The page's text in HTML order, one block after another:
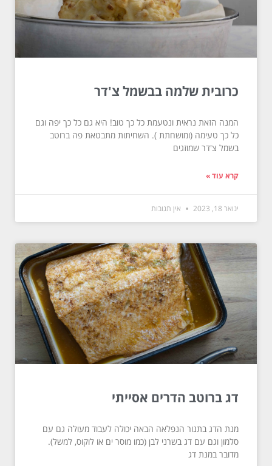
כרובית שלמה בבשמל צ'דר
המנה הזאת נראית ונטעמת כל כך טוב! היא גם כל כך יפה וגם
כל כך טעימה (ומושחתת ). השחיתות מתבטאת פה ברוטב
בשמל צ'דר שמוזגים
קרא עוד »
ינואר 18, 2023 אין תגובות
דג ברוטב הדרים אסייתי
מנת הדג בתנור הנפלאה הבאה יכולה לעבוד מעולה גם עם
סלמון וגם עם דג בשרני לבן (כמו מוסר ים או לוקוס, למשל).
מדובר במנת דג